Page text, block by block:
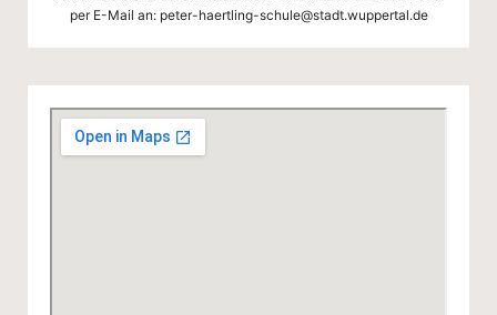
e
W
u
p
p
per E-Mail an: peter-haertling-schule@stadt.wuppertal.de